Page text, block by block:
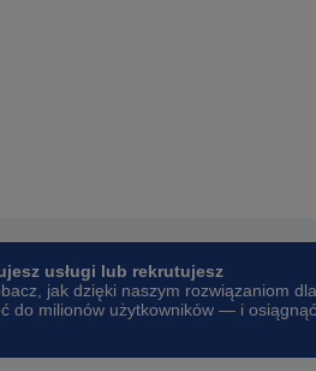
usługi lub rekrutujesz
jak dzięki naszym rozwiązaniom dla
do milionów użytkowników — i osiągnąć